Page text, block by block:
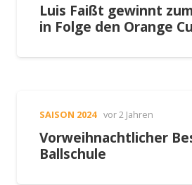
Luis Faißt gewinnt
in Folge den Orange
SAISON 2024 vor 2 Jahren
Vorweihnachtlicher
Ballschule